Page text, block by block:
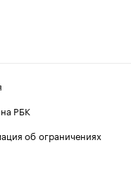
РБК
об ограничениях